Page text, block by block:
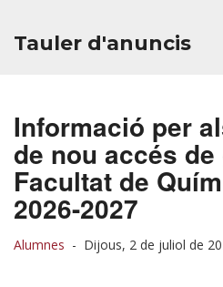
Tauler d'anuncis
Informació per
de nou accés
Facultat de
2026-2027
Alumnes - Dijous, 2 de juliol de